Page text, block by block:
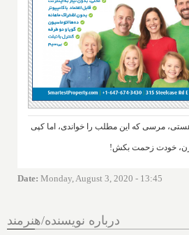
مرسی که این مطلب را خواندی، اما کپی
نزن، خودت زحمت بکش!
Date: Monday, August 3, 2020 - 13:45
درباره نویسنده/هنرمند